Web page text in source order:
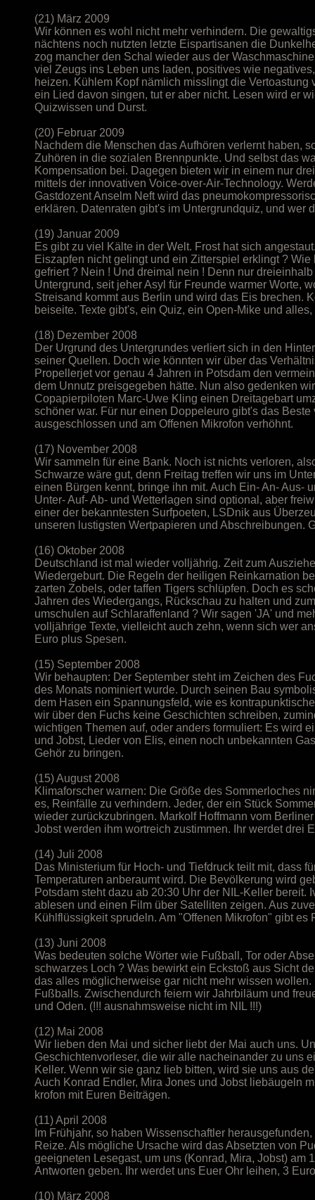
(21) März 2009
Wir können es wohl nicht mehr verhindern. Die
nächtens noch nutzten letzte Eispartisanen die
zog mancher den Schal wieder aus der
viel Zeugs ins Leben uns laden, positives wie
heizen. Kühlem Kopf nämlich misslingt die
ein Lied davon singen, tut er aber nicht. Lesen wird er
Quizwissen und Durst.
(20) Februar 2009
Nachdem die Menschen das Aufhören verlernt haben,
Zuhören in die sozialen Brennpunkte. Und selbst das
Kompensation bei. Dagegen bieten wir in einem nur
mittels der innovativen Voice-over-Air-Technology.
Gastdozent Anselm Neft wird das
erklären. Datenraten gibt's im Untergrundquiz, und wer
(19) Januar 2009
Es gibt zu viel Kälte in der Welt. Frost hat sich
Eiszapfen nicht gelingt und ein Zitterspiel erklingt ?
gefriert ? Nein ! Und dreimal nein ! Denn nur
Untergrund, seit jeher Asyl für Freunde warmer Worte,
Streisand kommt aus Berlin und wird das Eis brechen.
beiseite. Texte gibt's, ein Quiz, ein Open-Mike und
(18) Dezember 2008
Der Urgrund des Untergrundes verliert sich in den
seiner Quellen. Doch wie könnten wir über das
Propellerjet vor genau 4 Jahren in Potsdam den
dem Unnutz preisgegeben hätte. Nun also gedenken
Copapierpiloten Marc-Uwe Kling einen Dreitagebart
schöner war. Für nur einen Doppeleuro gibt's das
ausgeschlossen und am Offenen Mikrofon verhöhnt.
(17) November 2008
Wir sammeln für eine Bank. Noch ist nichts verloren,
Schwarze wäre gut, denn Freitag treffen wir uns im
einen Bürgen kennt, bringe ihn mit. Auch Ein- An- Aus-
Unter- Auf- Ab- und Wetterlagen sind optional, aber
einer der bekanntesten Surfpoeten, LSDnik aus
unseren lustigsten Wertpapieren und Abschreibungen.
(16) Oktober 2008
Deutschland ist mal wieder volljährig. Zeit zum
Wiedergeburt. Die Regeln der heiligen Reinkarnation
zarten Zobels, oder taffen Tigers schlüpfen. Doch es
Jahren des Wiedergangs, Rückschau zu halten und
umschulen auf Schlaraffenland ? Wir sagen 'JA' und
volljährige Texte, vielleicht auch zehn, wenn sich wer
Euro plus Spesen.
(15) September 2008
Wir behaupten: Der September steht im Zeichen des
des Monats nominiert wurde. Durch seinen Bau
dem Hasen ein Spannungsfeld, wie es
wir über den Fuchs keine Geschichten schreiben,
wichtigen Themen auf, oder anders formuliert: Es wird
und Jobst, Lieder von Elis, einen noch unbekannten
Gehör zu bringen.
(15) August 2008
Klimaforscher warnen: Die Größe des Sommerloches
es, Reinfälle zu verhindern. Jeder, der ein Stück
wieder zurückzubringen. Markolf Hoffmann vom
Jobst werden ihm wortreich zustimmen. Ihr werdet drei
(14) Juli 2008
Das Ministerium für Hoch- und Tiefdruck teilt mit, dass
Temperaturen anberaumt wird. Die Bevölkerung wird
Potsdam steht dazu ab 20:30 Uhr der NIL-Keller
ablesen und einen Film über Satelliten zeigen. Aus
Kühlflüssigkeit sprudeln. Am "Offenen Mikrofon" gibt es
(13) Juni 2008
Was bedeuten solche Wörter wie Fußball, Tor oder
schwarzes Loch ? Was bewirkt ein Eckstoß aus Sicht
das alles möglicherweise gar nicht mehr wissen
Fußballs. Zwischendurch feiern wir Jahrbiläum und
und Oden. (!!! ausnahmsweise nicht im NIL !!!)
(12) Mai 2008
Wir lieben den Mai und sicher liebt der Mai auch uns.
Geschichtenvorleser, die wir alle nacheinander zu uns
Keller. Wenn wir sie ganz lieb bitten, wird sie uns aus
Auch Konrad Endler, Mira Jones und Jobst liebäugeln
krofon mit Euren Beiträgen.
(11) April 2008
Im Frühjahr, so haben Wissenschaftler
Reize. Als mögliche Ursache wird das Absetzten von
geeigneten Lesegast, um uns (Konrad, Mira, Jobst)
Antworten geben. Ihr werdet uns Euer Ohr leihen, 3
(10) März 2008